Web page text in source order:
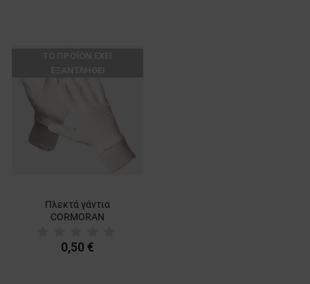
Πλεκτά γάντια
CORMORAN
0,50 €